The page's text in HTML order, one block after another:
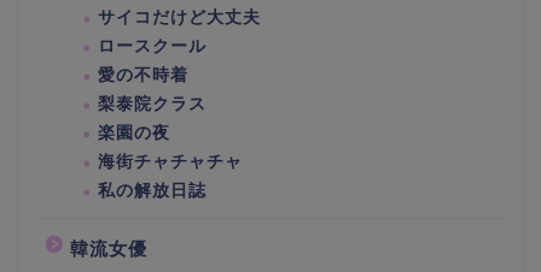
サイコだけど大丈夫
ロースクール
愛の不時着
梨泰院クラス
楽園の夜
海街チャチャチャ
私の解放日誌
韓流女優